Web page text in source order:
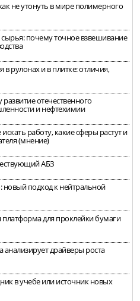
не утонуть в мире полимерного
почему точное взвешивание
рулонах и в плитке: отличия,
отечественного
и нефтехимии
работу, какие сферы растут и
(мнение)
АБЗ
новый подход к нейтральной
для проклейки бумаги
анализирует драйверы роста
в учебе или источник новых